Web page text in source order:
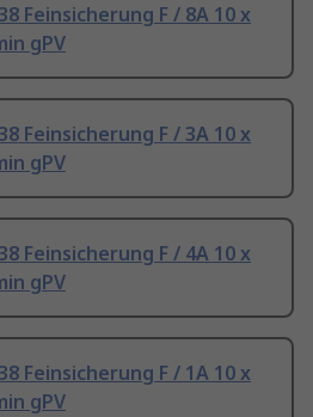
Feinsicherung F / 8A 10 x
gPV
Feinsicherung F / 3A 10 x
gPV
Feinsicherung F / 4A 10 x
gPV
Feinsicherung F / 1A 10 x
gPV